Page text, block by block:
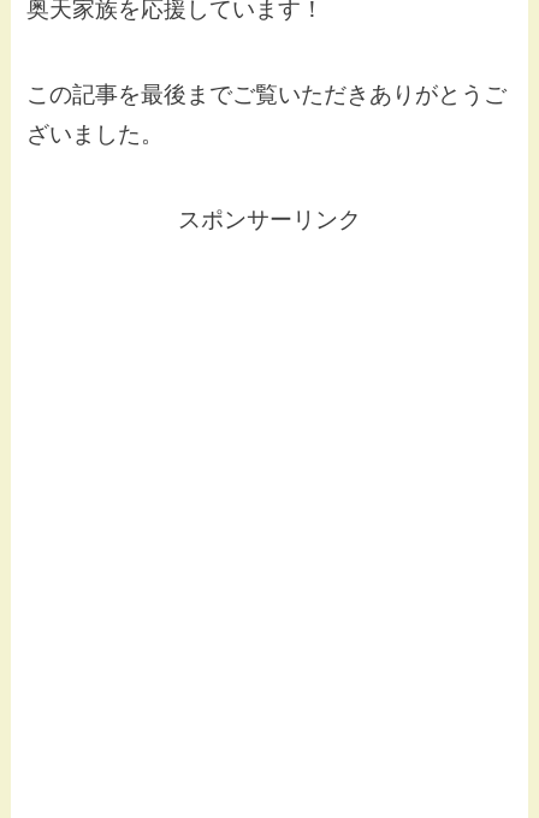
奥天家族を応援しています！
この記事を最後までご覧いただきありがとうご
ざいました。
スポンサーリンク